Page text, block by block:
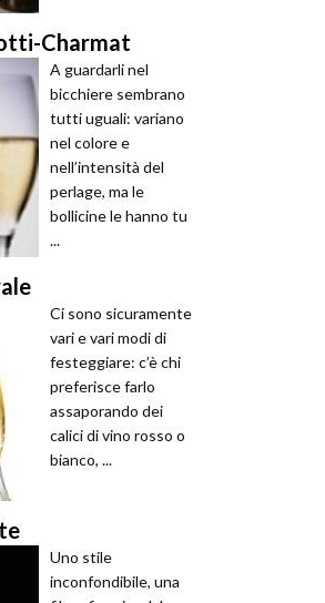
Charmat
A guardarli nel
bicchiere sembrano
tutti uguali: variano
nel colore e
nell’intensità del
perlage, ma le
bollicine le hanno tu
...
Ci sono sicuramente
vari e vari modi di
festeggiare: c’è chi
preferisce farlo
assaporando dei
calici di vino rosso o
bianco, ...
Uno stile
inconfondibile, una